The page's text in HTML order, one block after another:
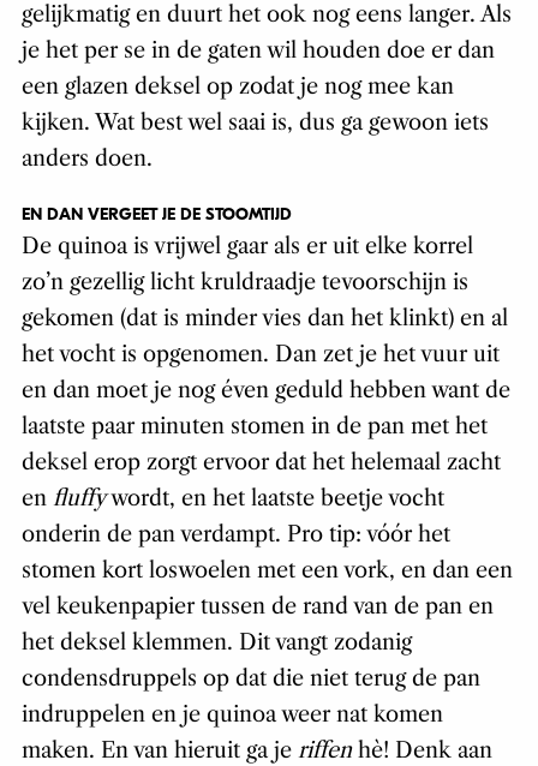
gelijkmatig en duurt het ook nog eens langer. Als
je het per se in de gaten wil houden doe er dan
een glazen deksel op zodat je nog mee kan
kijken. Wat best wel saai is, dus ga gewoon iets
anders doen.
EN DAN VERGEET JE DE STOOMTIJD
De quinoa is vrijwel gaar als er uit elke korrel
zo’n gezellig licht kruldraadje tevoorschijn is
gekomen (dat is minder vies dan het klinkt) en al
het vocht is opgenomen. Dan zet je het vuur uit
en dan moet je nog éven geduld hebben want de
laatste paar minuten stomen in de pan met het
deksel erop zorgt ervoor dat het helemaal zacht
en fluffywordt, en het laatste beetje vocht
onderin de pan verdampt. Pro tip: vóór het
stomen kort loswoelen met een vork, en dan een
vel keukenpapier tussen de rand van de pan en
het deksel klemmen. Dit vangt zodanig
condensdruppels op dat die niet terug de pan
indruppelen en je quinoa weer nat komen
maken. En van hieruit ga je riffenhè! Denk aan